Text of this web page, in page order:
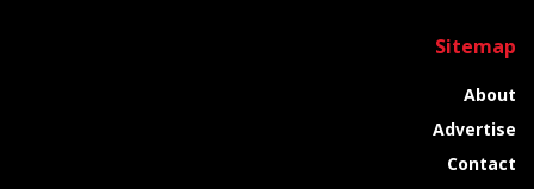
Sitemap
About
Advertise
Contact